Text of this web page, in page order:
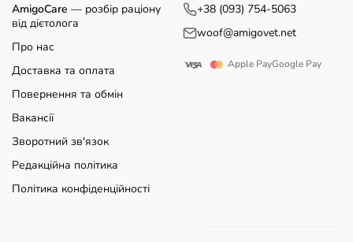
AmigoCare — розбір раціону
від дієтолога
Про нас
Доставка та оплата
Повернення та обмін
Вакансії
Зворотний зв'язок
Редакційна політика
Політика конфіденційності
+38 (093) 754-5063
woof@amigovet.net
Apple PayGoogle Pay